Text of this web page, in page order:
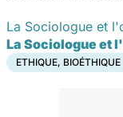
La Sociologue et
La Sociologue et
ETHIQUE, BIOÉTHIQUE